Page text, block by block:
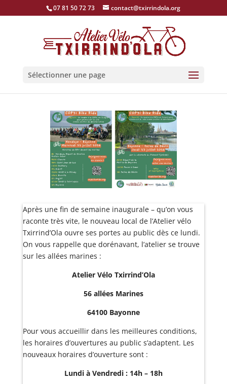
07 81 50 72 73 contact@txirrindola.org
Sélectionner une page
Après une fin de semaine inaugurale – qu’on vous
raconte très vite, le nouveau local de l’Atelier vélo
Txirrind’Ola ouvre ses portes au public dès ce lundi.
On vous rappelle que dorénavant, l’atelier se trouve
sur les allées marines :
Atelier Vélo Txirrind’Ola
56 allées Marines
64100 Bayonne
Pour vous accueillir dans les meilleures conditions,
les horaires d’ouvertures au public s’adaptent. Les
nouveaux horaires d’ouverture sont :
Lundi à Vendredi : 14h – 18h